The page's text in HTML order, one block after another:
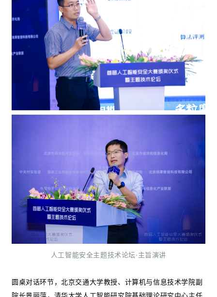
人工智能安全主题技术论坛·主旨演讲
圆桌对话环节，北京交通大学教授、计算机与信息技术学院副
院长景丽萍，清华大学人工智能研究院基础理论研究中心主任